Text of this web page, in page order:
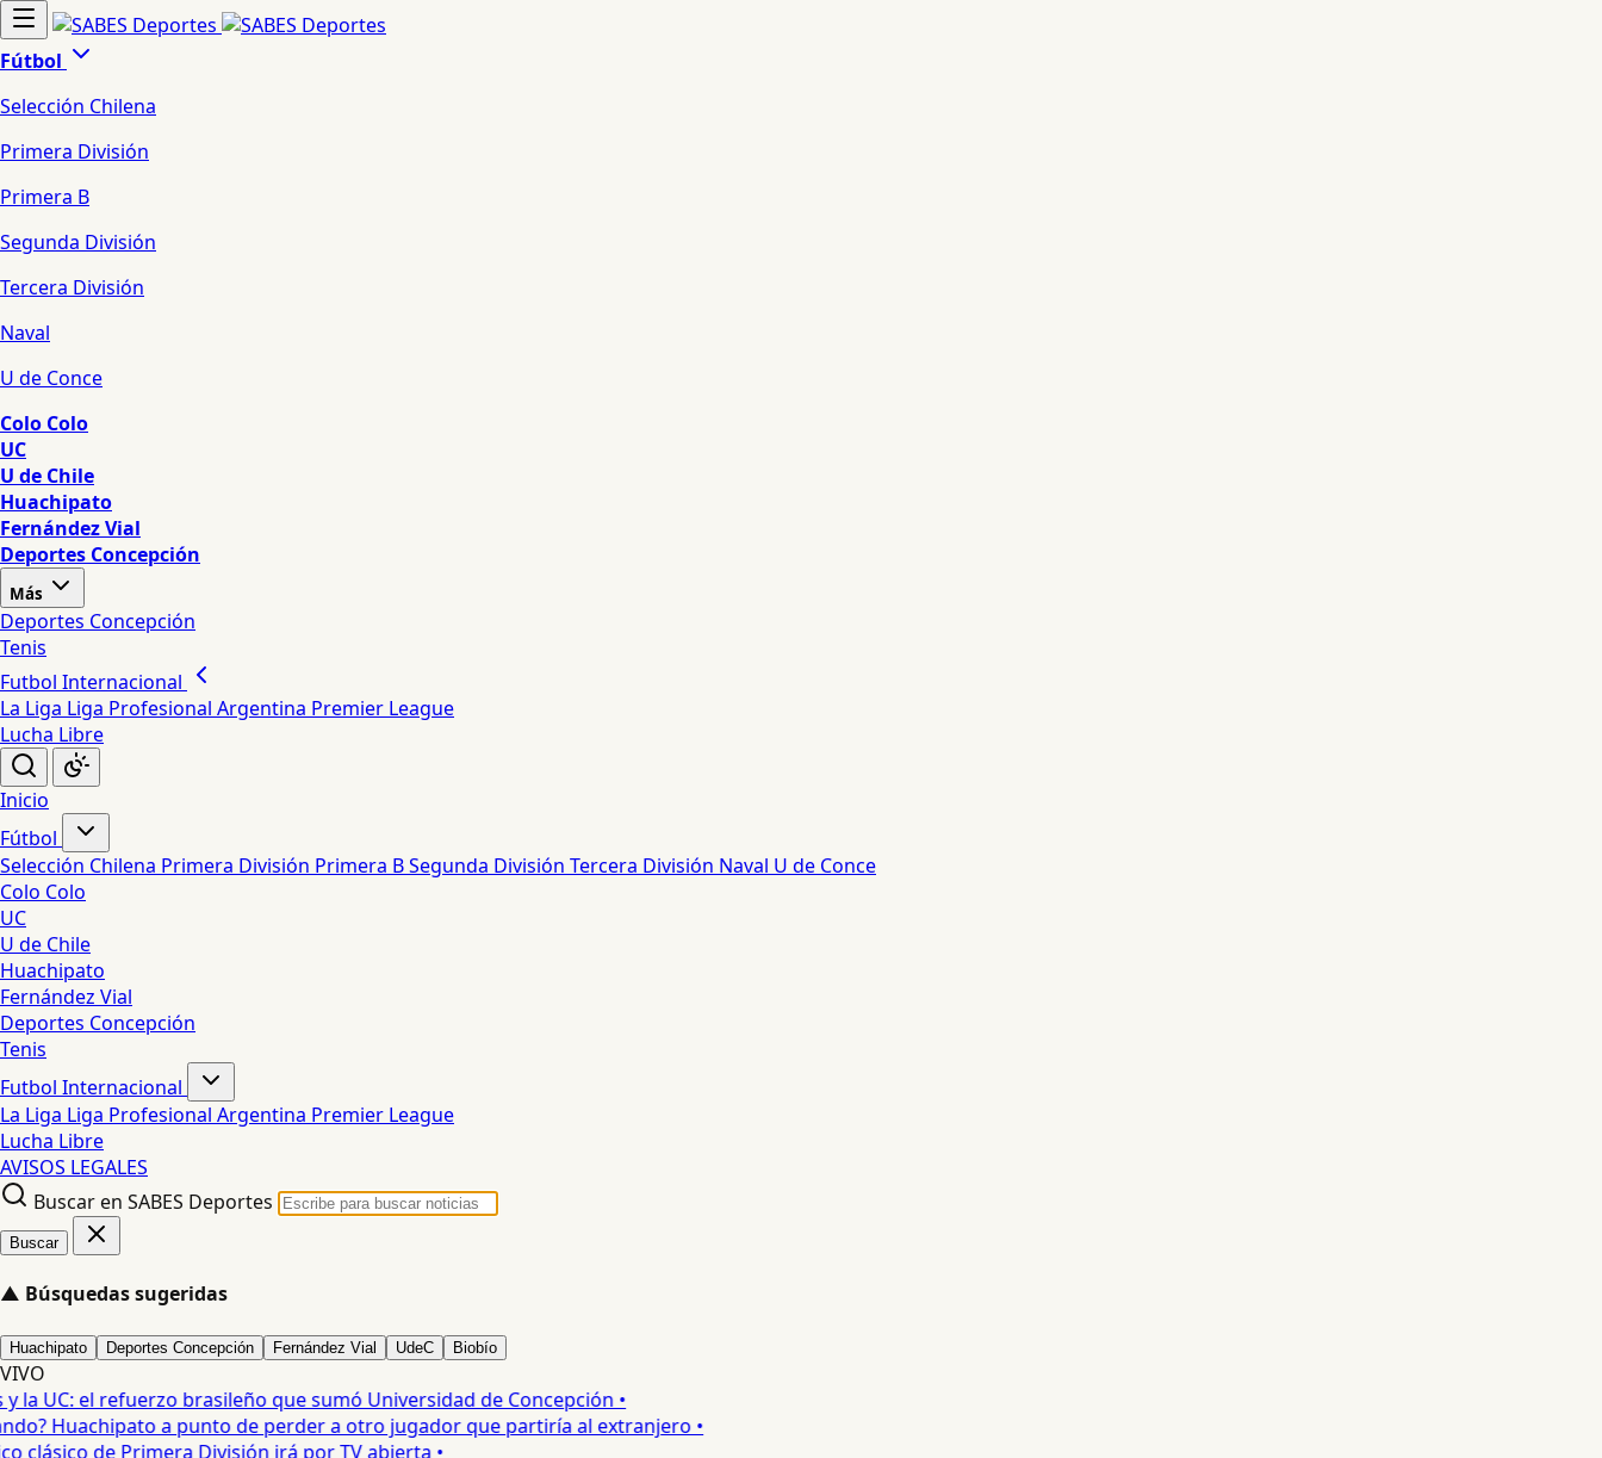
Fútbol
Selección Chilena
Primera División
Primera B
Segunda División
Tercera División
Naval
U de Conce
Colo Colo
UC
U de Chile
Huachipato
Fernández Vial
Deportes Concepción
Más
Deportes Concepción
Tenis
Futbol Internacional
La Liga Liga Profesional Argentina Premier League
Lucha Libre
Inicio
Fútbol
Selección Chilena Primera División Primera BSegunda División Tercera División Naval U de Conce
Colo Colo
UC
U de Chile
Huachipato
Fernández Vial
Deportes Concepción
Tenis
Futbol Internacional
La Liga Liga Profesional Argentina Premier League
Lucha Libre
AVISOS LEGALES
Buscar en SABES Deportes
Buscar
▲ Búsquedas sugeridas
Huachipato Deportes Concepción Fernández Vial UdeC Biobío
VIVO
UC: el refuerzo brasileño que sumó Universidad de Concepción •
Huachipato a punto de perder a otro jugador que partiría al extranjero •
de Primera División irá por TV abierta •